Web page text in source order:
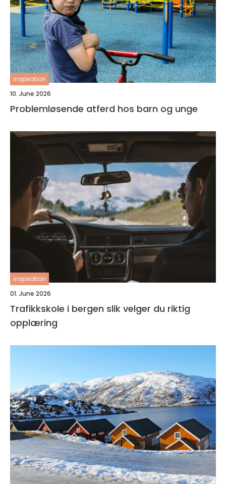
inspiration
10. June 2026
Problemløsende atferd hos barn og unge
inspiration
01. June 2026
Trafikkskole i bergen slik velger du riktig
opplæring